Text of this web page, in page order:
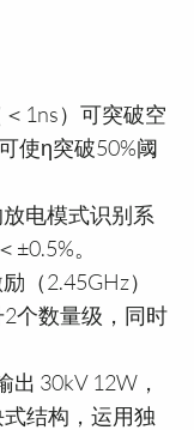
1ns）可突破空
使η突破50%阈
电模式识别系
±0.5%。
（2.45GHz）
个数量级，同时
出 30kV 12W，
结构，运用独